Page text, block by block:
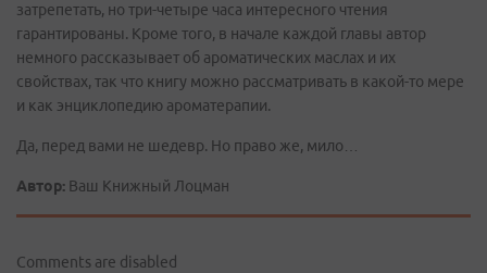
затрепетать, но три-четыре часа интересного чтения
гарантированы. Кроме того, в начале каждой главы автор
немного рассказывает об ароматических маслах и их
свойствах, так что книгу можно рассматривать в какой-то мере
и как энциклопедию ароматерапии.
Да, перед вами не шедевр. Но право же, мило…
Автор: Ваш Книжный Лоцман
Comments are disabled